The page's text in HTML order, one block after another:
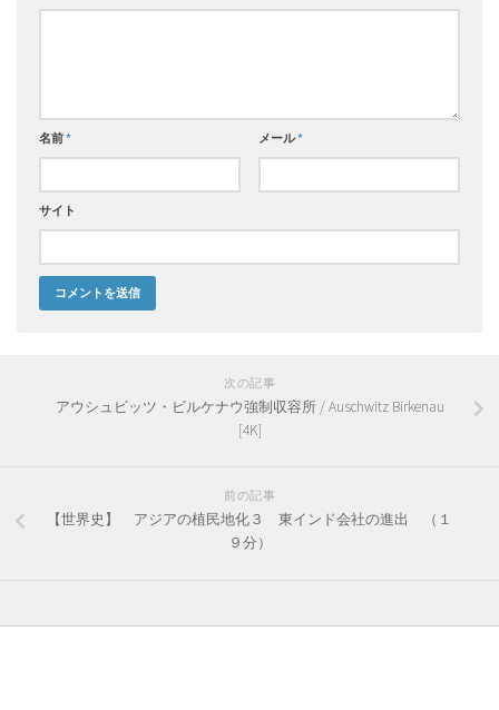
名前* メール*
サイト
次の記事
アウシュビッツ・ビルケナウ強制収容所 / Auschwitz Birkenau
[4K]
前の記事
【世界史】 アジアの植民地化３ 東インド会社の進出 （１
９分）